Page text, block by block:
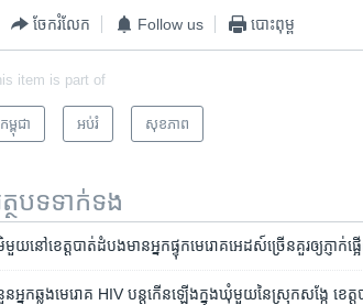
ចែករំលែក Follow us បោះពុម្ព
item is part of
កម្ពុជា អប់រំ សុខភាព
ថបទ​ទាក់ទង
យ​នៅ​ខេត្ត​បាត់​ដំបង​មាន​​អ្នក​ផ្ទុក​មេរោគ​អេដស៍​ច្រើន​គួរ​ឲ្យ​ភ្ញាក់​ផ្អ
អ្នក​ឆ្លង​មេរោគ HIV បន្ត​កើន​ឡើង​ក្នុង​ឃុំ​មួយ​នៃ​ស្រុក​សង្កែ ខេត្